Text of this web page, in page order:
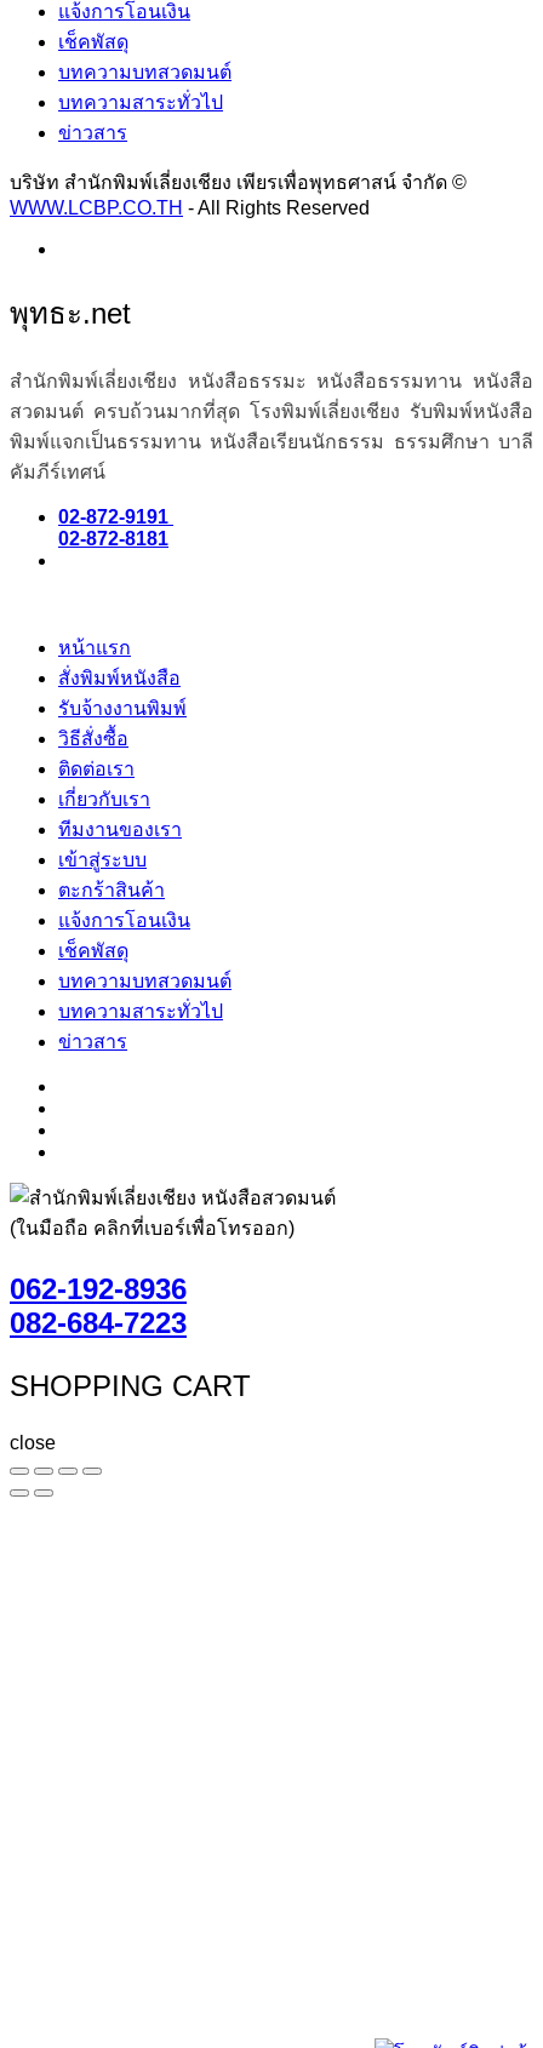
แจ้งการโอนเงิน
เช็คพัสดุ
บทความบทสวดมนต์
บทความสาระทั่วไป
ข่าวสาร
บริษัท สำนักพิมพ์เลี่ยงเชียง เพียรเพื่อพุทธศาสน์ จำกัด ©
WWW.LCBP.CO.TH - All Rights Reserved
พุทธะ.net
สำนักพิมพ์เลี่ยงเชียง หนังสือธรรมะ หนังสือธรรมทาน หนังสือ
สวดมนต์ ครบถ้วนมากที่สุด โรงพิมพ์เลี่ยงเชียง รับพิมพ์หนังสือ
พิมพ์แจกเป็นธรรมทาน หนังสือเรียนนักธรรม ธรรมศึกษา บาลี
คัมภีร์เทศน์
02-872-9191
02-872-8181
หน้าแรก
สั่งพิมพ์หนังสือ
รับจ้างงานพิมพ์
วิธีสั่งซื้อ
ติดต่อเรา
เกี่ยวกับเรา
ทีมงานของเรา
เข้าสู่ระบบ
ตะกร้าสินค้า
แจ้งการโอนเงิน
เช็คพัสดุ
บทความบทสวดมนต์
บทความสาระทั่วไป
ข่าวสาร
(ในมือถือ คลิกที่เบอร์เพื่อโทรออก)
062-192-8936
082-684-7223
SHOPPING CART
close